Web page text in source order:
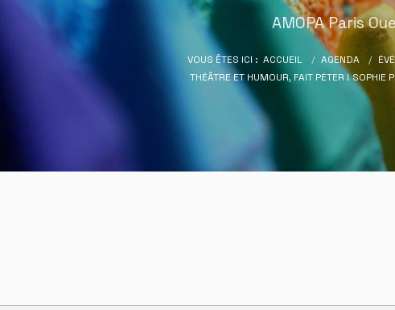
AMOPA Paris
VOUS ÊTES ICI : ACCUEIL AGENDA
THÉÂTRE ET HUMOUR, FAIT PÉTER ! SOPHIE